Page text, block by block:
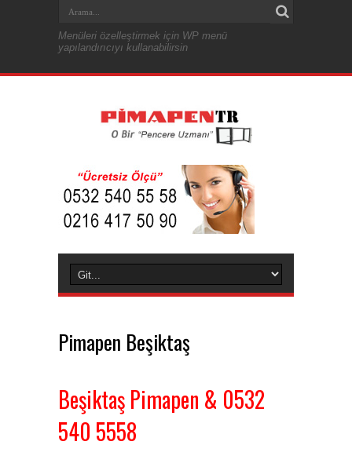
Menüleri özelleştirmek için WP menü
yapılandırıcıyı kullanabilirsin
Pimapen Beşiktaş
Beşiktaş Pimapen & 0532
540 5558